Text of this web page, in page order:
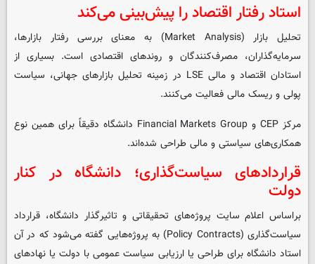
استاد رفتار اقتصاد را پیش‌بینی می‌کند
تحلیل بازار (Market Analysis) به معنای بررسی رفتار بازارها،
سرمایه‌گذاران، مصرف‌کنندگان و روندهای اقتصادی است. بسیاری از
استادان اقتصاد و مالی LSE در زمینه تحلیل بازارهای جهانی، سیاست
پولی و ریسک مالی فعالیت می‌کنند.
مرکز CEP و Financial Markets Group دانشگاه دقیقاً برای همین نوع
همکاری‌های سیاستی و مالی طراحی شده‌اند.
قراردادهای سیاست‌گذاری؛ دانشگاه در کنار
دولت
براساس اعلام سایت پروژه‌های تحقیقاتی و تاثیرگذار دانشگاه، قرارداد
سیاست‌گذاری (Policy Contracts) به پروژه‌هایی گفته می‌شود که در آن
استاد دانشگاه برای طراحی یا ارزیابی سیاست عمومی با دولت یا نهادهای